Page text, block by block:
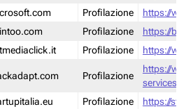
Profilazione
https://
Profilazione
https://
Profilazione https://
Profilazione
https://
services-
Profilazione https://